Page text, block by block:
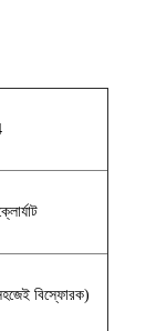
বিস্ফোরক)